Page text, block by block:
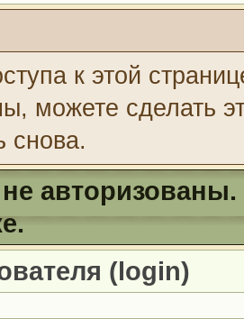
к этой
можете сделать
снова.
авторизованы.
(login)